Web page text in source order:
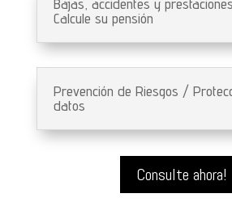
Bajas, accidentes y prestaciones.
Calcule su pensión
Prevención de Riesgos /
datos
Consulte ahora!